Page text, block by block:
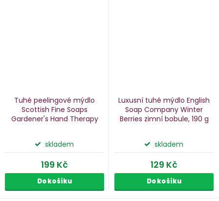
Tuhé peelingové mýdlo
Scottish Fine Soaps
Gardener's Hand Therapy
skladem
199 Kč
Do košíku
Luxusní tuhé mýdlo English
Soap Company Winter
Berries zimní bobule, 190 g
skladem
129 Kč
Do košíku